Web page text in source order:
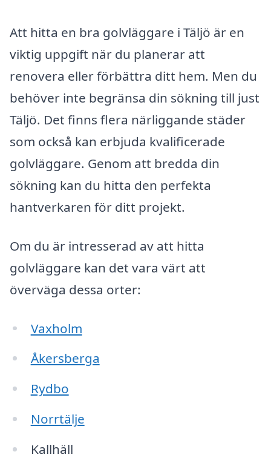
Att hitta en bra golvläggare i Täljö är en
viktig uppgift när du planerar att
renovera eller förbättra ditt hem. Men du
behöver inte begränsa din sökning till just
Täljö. Det finns flera närliggande städer
som också kan erbjuda kvalificerade
golvläggare. Genom att bredda din
sökning kan du hitta den perfekta
hantverkaren för ditt projekt.
Om du är intresserad av att hitta
golvläggare kan det vara värt att
överväga dessa orter:
Vaxholm
Åkersberga
Rydbo
Norrtälje
Kallhäll